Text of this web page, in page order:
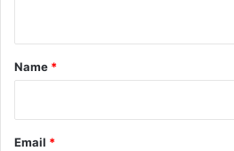
*
Name *
Email *